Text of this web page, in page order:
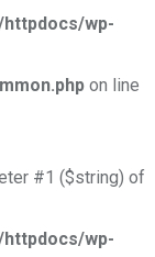
wp-
on line
#1 ($string) of
wp-